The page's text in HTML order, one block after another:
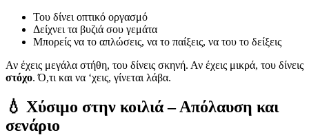
Του δίνει οπτικό οργασμό
Δείχνει τα βυζιά σου γεμάτα
Μπορείς να το απλώσεις, να το παίξεις, να του το δείξεις
Αν έχεις μεγάλα στήθη, του δίνεις σκηνή. Αν έχεις μικρά, του δίνεις
στόχο. Ό,τι και να ‘χεις, γίνεται λάβα.
💧 Χύσιμο στην κοιλιά – Απόλαυση και
σενάριο